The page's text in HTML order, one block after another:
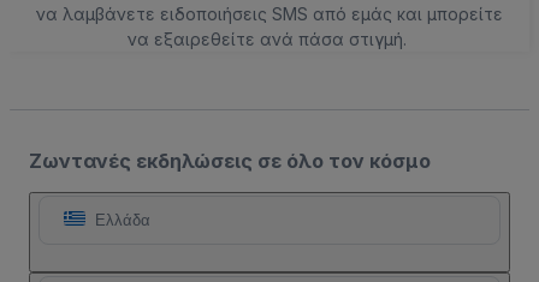
να λαμβάνετε ειδοποιήσεις SMS από εμάς και μπορείτε
να εξαιρεθείτε ανά πάσα στιγμή.
Ζωντανές εκδηλώσεις σε όλο τον κόσμο
Ελλάδα